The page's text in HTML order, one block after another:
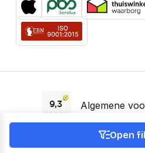
Open
Algemene
EAA
© 2026 OfficeNext -